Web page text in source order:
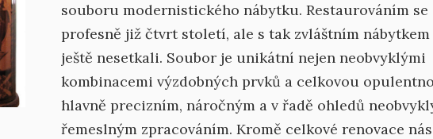
souboru modernistického nábytku. Restaurováním se
profesně již čtvrt století, ale s tak zvláštním nábytkem
ještě nesetkali. Soubor je unikátní nejen neobvyklými
kombinacemi výzdobných prvků a celkovou
hlavně precizním, náročným a v řadě ohledů
řemeslným zpracováním. Kromě celkové renovace